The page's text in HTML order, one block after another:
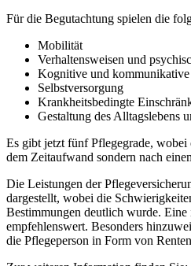
Für die Begutachtung spielen die
Mobilität
Verhaltensweisen und
Kognitive und kommunikative
Selbstversorgung
Krankheitsbedingte
Gestaltung des Alltagslebens
Es gibt jetzt fünf Pflegegrade,
dem Zeitaufwand sondern nach
Die Leistungen der
dargestellt, wobei die
Bestimmungen deutlich wurde.
empfehlenswert. Besonders
die Pflegeperson in Form von